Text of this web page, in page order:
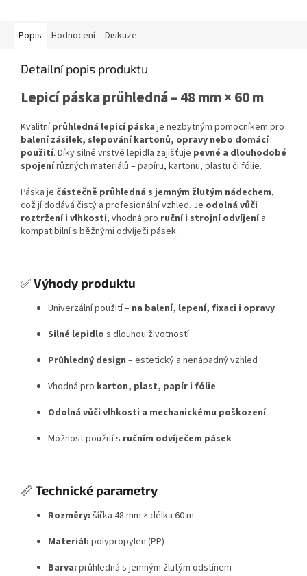
Popis Hodnocení Diskuze
Detailní popis produktu
Lepicí páska průhledná – 48 mm × 60 m
Kvalitníprůhledná lepicí páska je nezbytným pomocníkem pro
balení zásilek, slepování kartonů, opravy nebo domácí
použití. Díky silné vrstvě lepidla zajišťuje pevné a dlouhodobé
spojenírůzných materiálů – papíru, kartonu, plastu či fólie.
Páska je částečně průhledná s jemným žlutým nádechem,
což jí dodává čistý a profesionální vzhled. Je odolná vůči
roztržení i vlhkosti, vhodná pro ruční i strojní odvíjenía
kompatibilní s běžnými odvíječi pásek.
✅Výhody produktu
Univerzální použití – na balení, lepení, fixaci i opravy
Silné lepidlo s dlouhou životností
Průhledný design – estetický a nenápadný vzhled
Vhodná pro karton, plast, papír i fólie
Odolná vůči vlhkosti a mechanickému poškození
Možnost použití s ručním odvíječem pásek
📏 Technické parametry
Rozměry: šířka 48 mm × délka 60 m
Materiál: polypropylen (PP)
Barva: průhledná s jemným žlutým odstínem